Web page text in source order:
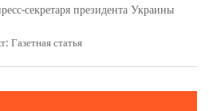
секретаря президента Украины
Газетная статья